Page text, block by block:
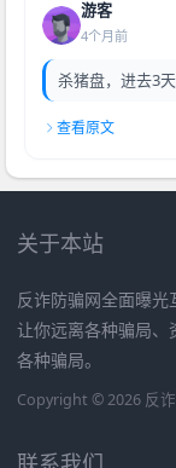
游客
4个月前
杀猪盘，进去3天
查看原文
关于本站
反诈防骗网全面曝光
让你远离各种骗局、
各种骗局。
Copyright © 2026 反